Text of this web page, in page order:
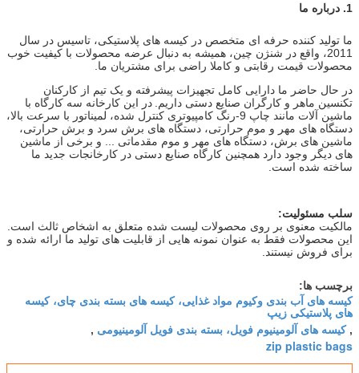
1. درباره ما
ما تولید کننده حرفه ای متخصص در کیسه های پلاستیکی، تاسیس در سال
2011، واقع در شنژن چین، همیشه به دنبال عرضه محصولات با کیفیت خوب
محصولات قیمت رقابتی و کاملا راضی برای مشتریان ما.
در حال حاضر ما دارایی کامل تجهیزات پیشرفته و یک تیم از کارکنان
تکنسین ماهر و کارگران صنایع دستی داریم. در این کارخانه سه کارگاه با
ماشین آلات مانند چاپ 9-رنگ کامپیوتری کنترل شده، لمیناتور با سرعت بالا،
دستگاه های مهر و موم حرارتی، دستگاه های برش سرد و برش حرارتی،
ماشین های برش، دستگاه های مهر و موم مقدماتی ... و برخی از ماشین
های دیگر وجود دارد همچنین کارگاه صنایع دستی در کارخانجات جدید ما
ساخته شده است.
سلب مسئولیت:
مالکیت معنوی بر روی محصولات لیست شده متعلق به اشخاص ثالث است.
این محصولات فقط به عنوان نمونه هایی از قابلیت های تولید ما ارائه شده و
برای فروش نیستند.
برچسب ها:
کیسه های آب بندی وکیوم مواد غذایی، کیسه های بسته بندی چای، کیسه
های پلاستیکی زیپ
,کیسه های آلومینیوم فویل، بسته بندی فویل آلومینیومی ,
zip plastic bags